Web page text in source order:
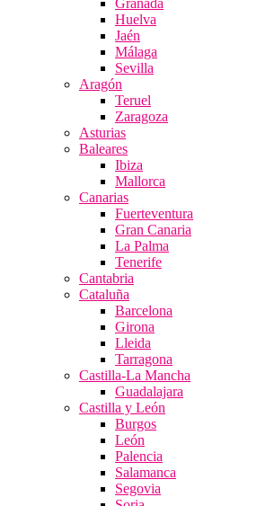
Granada
Huelva
Jaén
Málaga
Sevilla
Aragón
Teruel
Zaragoza
Asturias
Baleares
Ibiza
Mallorca
Canarias
Fuerteventura
Gran Canaria
La Palma
Tenerife
Cantabria
Cataluña
Barcelona
Girona
Lleida
Tarragona
Castilla-La Mancha
Guadalajara
Castilla y León
Burgos
León
Palencia
Salamanca
Segovia